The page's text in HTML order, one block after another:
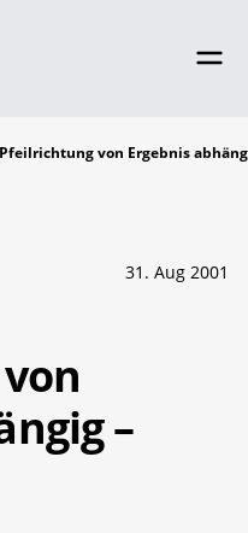
Pfeilrichtung von Ergebnis
31. Aug 2001
–